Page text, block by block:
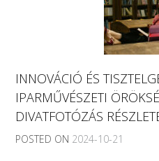
INNOVÁCIÓ ÉS
IPARMŰVÉSZETI
DIVATFOTÓZÁS
POSTED ON 2024-10-21